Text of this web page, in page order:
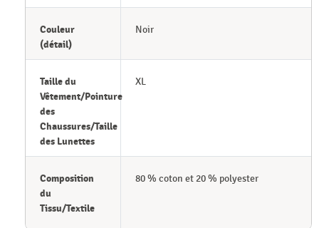
Couleur
(détail)
Noir
Taille du
Vêtement/Pointure
des
Chaussures/Taille
des Lunettes
XL
Composition
du
Tissu/Textile
80 % coton et 20 % polyester